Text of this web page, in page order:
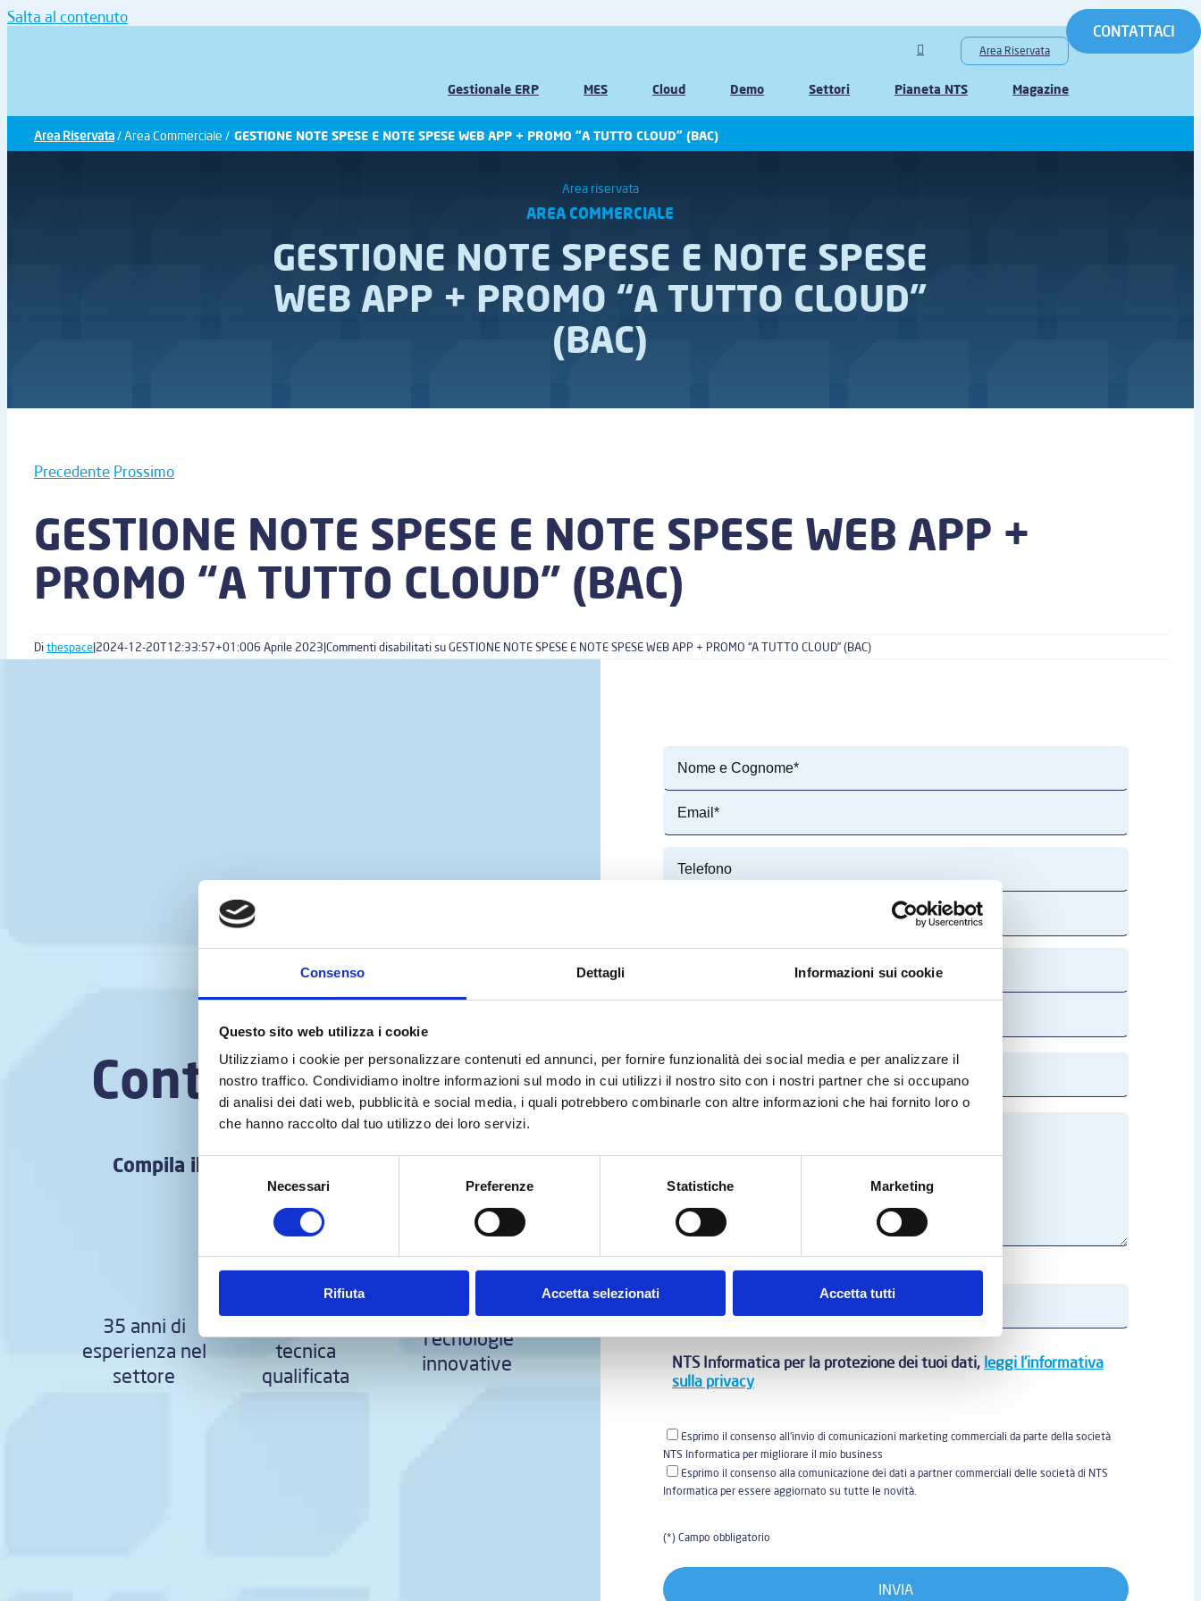
Consenso Dettagli Informazioni sui cookie
Questo sito web utilizza i cookie
Utilizziamo i cookie per personalizzare contenuti ed annunci, per fornire funzionalità dei social media e per analizzare il
nostro traffico. Condividiamo inoltre informazioni sul modo in cui utilizzi il nostro sito con i nostri partner che si occupano
di analisi dei dati web, pubblicità e social media, i quali potrebbero combinarle con altre informazioni che hai fornito loro o
che hanno raccolto dal tuo utilizzo dei loro servizi.
Necessari Preferenze Statistiche Marketing
Rifiuta Accetta selezionati Accetta tutti
Salta al contenuto
CONTATTACI
Area Riservata
Gestionale ERP MES Cloud Demo Settori Pianeta NTS Magazine
Area Riservata/ Area Commerciale / GESTIONE NOTE SPESE E NOTE SPESE WEB APP + PROMO “A TUTTO CLOUD” (BAC)
Area riservata
AREA COMMERCIALE
GESTIONE NOTE SPESE E NOTE SPESE
WEB APP + PROMO “A TUTTO CLOUD”
(BAC)
Precedente Prossimo
GESTIONE NOTE SPESE E NOTE SPESE WEB APP +
PROMO “A TUTTO CLOUD” (BAC)
Dithespace|2024-12-20T12:33:57+01:006 Aprile 2023|Commenti disabilitatisu GESTIONE NOTE SPESE E NOTE SPESE WEB APP + PROMO “A TUTTO CLOUD” (BAC)
Contatta il nostro
team!
Compila il form e sarai ricontattato subito
35 anni di
esperienza nel
settore
tecnica
qualificata
Tecnologie
innovative
Quale è la capitale dell' Italia?*
NTS Informatica per la protezione dei tuoi dati, leggi l'informativa
sulla privacy
Esprimo il consenso all'invio di comunicazioni marketing commerciali da parte della società
NTS Informatica per migliorare il mio business
Esprimo il consenso alla comunicazione dei dati a partner commerciali delle società di NTS
Informatica per essere aggiornato su tutte le novità.
(*) Campo obbligatorio